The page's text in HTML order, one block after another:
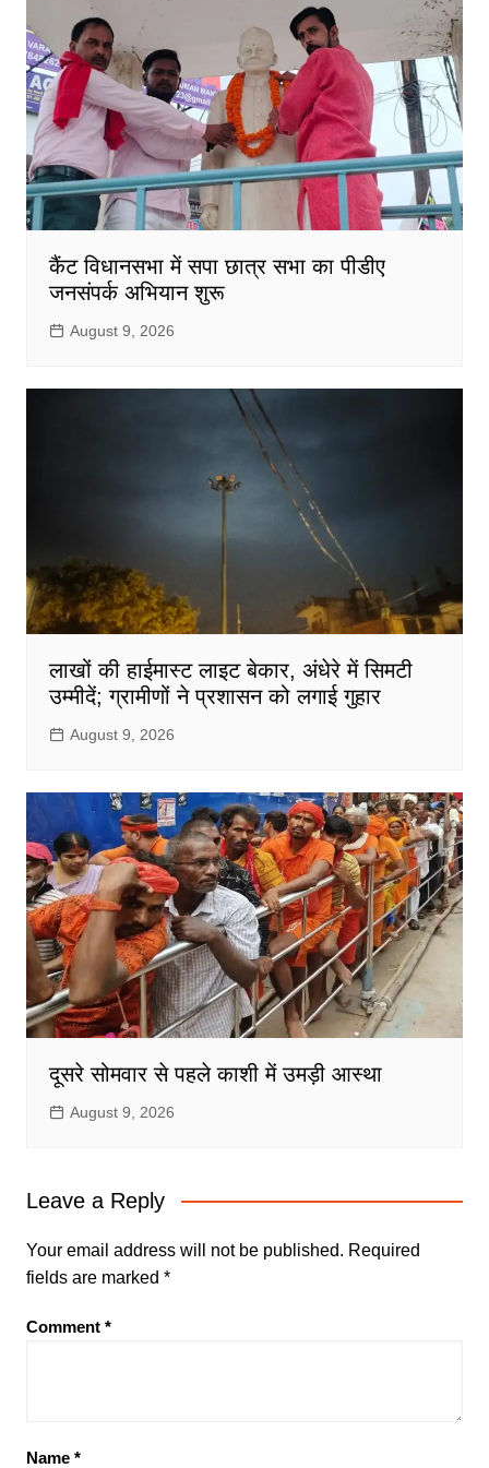
कैंट विधानसभा में सपा छात्र सभा का पीडीए
जनसंपर्क अभियान शुरू
August 9, 2026
लाखों की हाईमास्ट लाइट बेकार, अंधेरे में सिमटी
उम्मीदें; ग्रामीणों ने प्रशासन को लगाई गुहार
August 9, 2026
दूसरे सोमवार से पहले काशी में उमड़ी आस्था
August 9, 2026
Leave a Reply
Your email address will not be published. Required
fields are marked *
Comment *
Name *